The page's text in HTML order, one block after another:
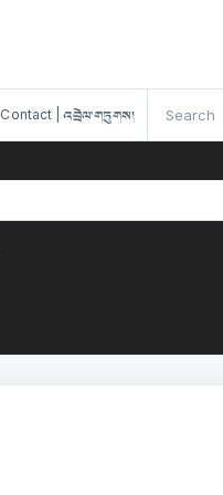
Contact | འབྲེལ་གཏུགས།